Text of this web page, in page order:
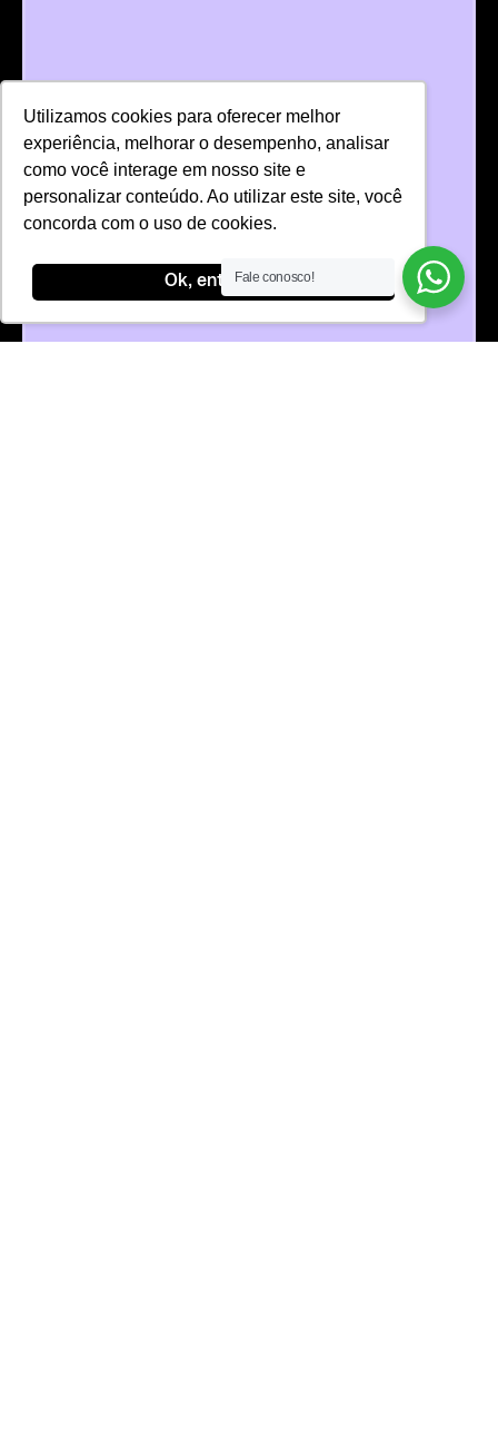
Utilizamos cookies para oferecer melhor
experiência, melhorar o desempenho, analisar
como você interage em nosso site e
personalizar conteúdo. Ao utilizar este site, você
concorda com o uso de cookies.
Ok, entendi!Fale conosco!